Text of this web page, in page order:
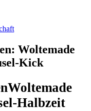
Woltemade
Kick
Woltemade
Halbzeit